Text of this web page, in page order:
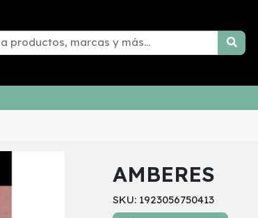
AMBERES
SKU: 1923056750413